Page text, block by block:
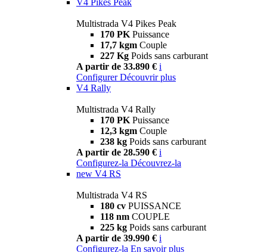
Multistrada V4 Pikes Peak
170 PK Puissance
17,7 kgm Couple
227 Kg Poids sans carburant
A partir de 33.890 € i
Configurer Découvrir plus
V4 Rally
Multistrada V4 Rally
170 PK Puissance
12,3 kgm Couple
238 kg Poids sans carburant
A partir de 28.590 € i
Configurez-la Découvrez-la
new V4 RS
Multistrada V4 RS
180 cv PUISSANCE
118 nm COUPLE
225 kg Poids sans carburant
A partir de 39.990 € i
Configurez-la En savoir plus